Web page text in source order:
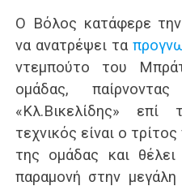
Ο Βόλος κατάφερε την
να ανατρέψει τα
ντεμπούτο του
ομάδας,
«Κλ.Βικελίδης»
τεχνικός είναι ο
της ομάδας και
παραμονή στην